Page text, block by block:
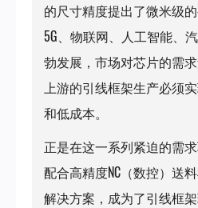
的尺寸精度提出了微米级
5G、物联网、人工智能、
勃发展，市场对芯片的需
上游的引线框架生产必须
和低成本。
正是在这一系列紧迫的需
配合高精度NC（数控）送
解决方案，成为了引线框